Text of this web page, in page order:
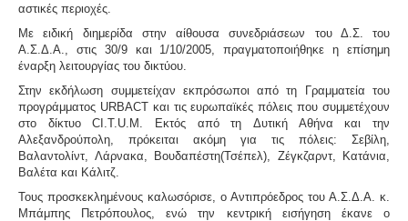
αστικές περιοχές.
Με ειδική διημερίδα στην αίθουσα συνεδριάσεων του Δ.Σ. του
Α.Σ.Δ.Α., στις30/9και 1/10/2005 , πραγματοποιήθηκε η επίσημη
έναρξη λειτουργίας του δικτύου.
Στην εκδήλωση συμμετείχαν εκπρόσωποι από τη Γραμματεία του
προγράμματος URBACTκαι τις ευρωπαϊκές πόλεις που συμμετέχουν
στο δίκτυοCI.T.U.M . Εκτός από τηΔυτική Αθήνα και την
Αλεξανδρούπολη , πρόκειται ακόμη για τις πόλεις: Σεβίλη,
Βαλαντολίντ, Λάρνακα, Βουδαπέστη(Τσέπελ), Ζέγκζαρντ, Κατάνια,
Βαλέτα και Κάλιτζ.
Τους προσκεκλημένους καλωσόρισε, ο Αντιπρόεδρος του Α.Σ.Δ.Α. κ.
Μπάμπης Πετρόπουλος , ενώ την κεντρική εισήγηση έκανε ο